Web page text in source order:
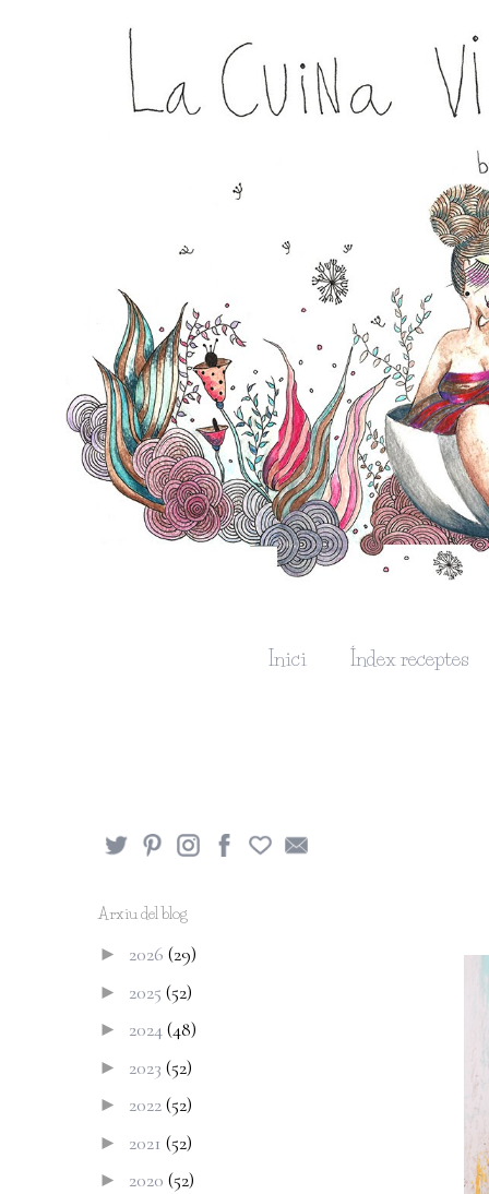
Inici Índex receptes
Arxiu del blog
► 2026 (29)
► 2025 (52)
► 2024(48)
► 2023 (52)
► 2022(52)
► 2021 (52)
► 2020 (52)